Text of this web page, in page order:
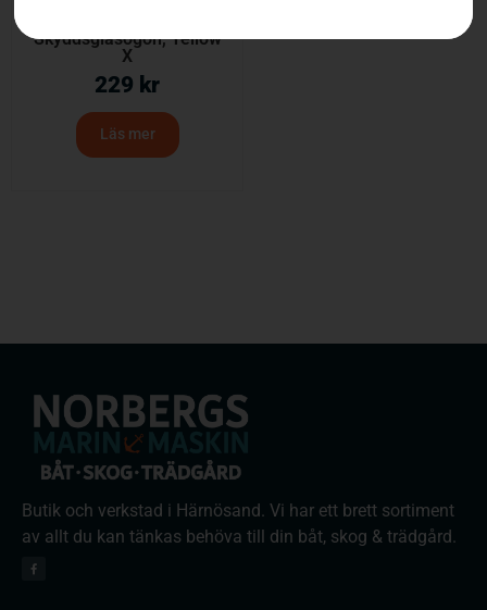
Skyddsglasögon, Yellow
X
229 kr
Läs mer
Butik och verkstad i Härnösand. Vi har ett brett sortiment
av allt du kan tänkas behöva till din båt, skog & trädgård.